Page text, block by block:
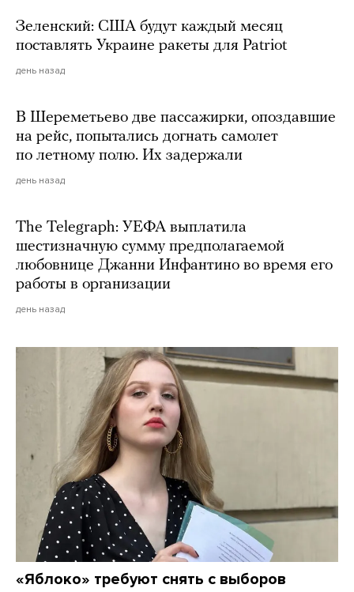
Зеленский: США будут каждый месяц
поставлять Украине ракеты для Patriot
день назад
В Шереметьево две пассажирки, опоздавшие
на рейс, попытались догнать самолет
по летному полю. Их задержали
день назад
The Telegraph: УЕФА выплатила
шестизначную сумму предполагаемой
любовнице Джанни Инфантино во время его
работы в организации
день назад
«Яблоко» требуют снять с выборов